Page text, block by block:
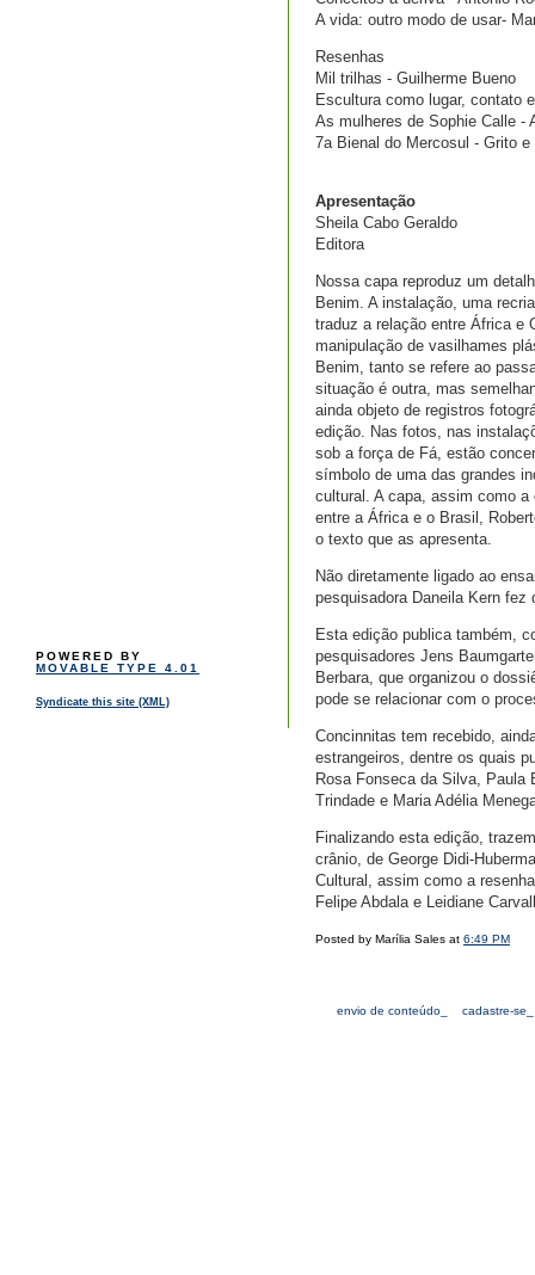
POWERED BY
MOVABLE TYPE 4.01
Syndicate this site (XML)
A vida: outro modo de usar-
Resenhas
Mil trilhas - Guilherme Bueno
Escultura como lugar, contato
As mulheres de Sophie Calle -
7a Bienal do Mercosul - Grito
Apresentação
Sheila Cabo Geraldo
Editora
Nossa capa reproduz um
Benim. A instalação, uma
traduz a relação entre África e
manipulação de vasilhames
Benim, tanto se refere ao
situação é outra, mas
ainda objeto de registros
edição. Nas fotos, nas
sob a força de Fá, estão
símbolo de uma das grandes
cultural. A capa, assim como
entre a África e o Brasil,
o texto que as apresenta.
Não diretamente ligado ao
pesquisadora Daneila Kern
Esta edição publica também,
pesquisadores Jens
Berbara, que organizou o
pode se relacionar com o
Concinnitas tem recebido,
estrangeiros, dentre os quais
Rosa Fonseca da Silva, Paula
Trindade e Maria Adélia
Finalizando esta edição,
crânio, de George Didi-
Cultural, assim como a
Felipe Abdala e Leidiane
Posted by Marília Sales at 6:49 PM
envio de conteúdo_ cadastre-se_